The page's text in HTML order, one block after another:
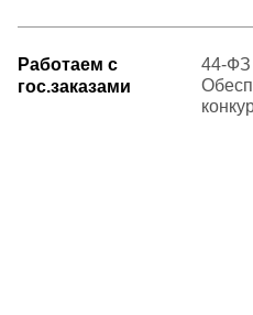
Работаем с
гос.заказами
44-ФЗ